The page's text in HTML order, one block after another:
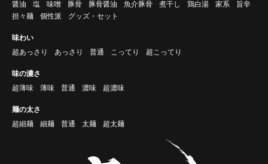
醤油
塩 味噌 豚骨 豚骨醤油 魚介豚骨 煮干し 鶏白湯 家系
旨辛
担々麺
個性派 グッズ・セット
味わい
超あっさり
あっさり 普通 こってり 超こってり
味の濃さ
超薄味
薄味 普通 濃味 超濃味
麺の太さ
超細麺
細麺 普通 太麺 超太麺